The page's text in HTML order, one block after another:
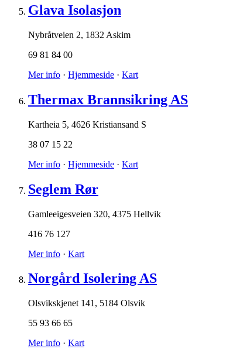
Glava Isolasjon
Nybråtveien 2, 1832 Askim
69 81 84 00
Mer info · Hjemmeside · Kart
Thermax Brannsikring AS
Kartheia 5, 4626 Kristiansand S
38 07 15 22
Mer info · Hjemmeside · Kart
Seglem Rør
Gamleeigesveien 320, 4375 Hellvik
416 76 127
Mer info · Kart
Norgård Isolering AS
Olsvikskjenet 141 , 5184 Olsvik
55 93 66 65
Mer info · Kart